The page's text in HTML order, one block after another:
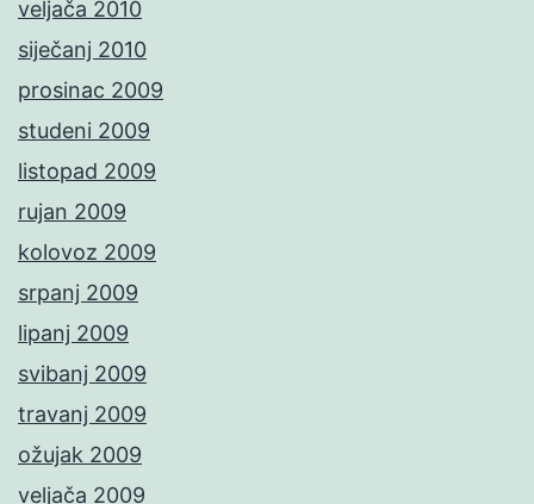
veljača 2010
siječanj 2010
prosinac 2009
studeni 2009
listopad 2009
rujan 2009
kolovoz 2009
srpanj 2009
lipanj 2009
svibanj 2009
travanj 2009
ožujak 2009
veljača 2009